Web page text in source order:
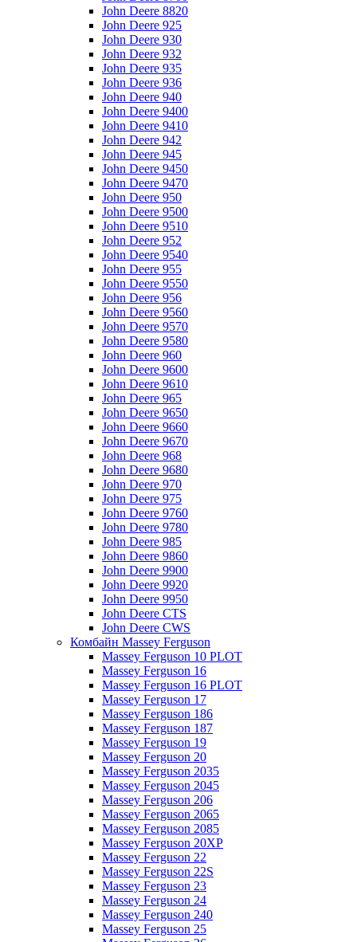
John Deere 8820
John Deere 925
John Deere 930
John Deere 932
John Deere 935
John Deere 936
John Deere 940
John Deere 9400
John Deere 9410
John Deere 942
John Deere 945
John Deere 9450
John Deere 9470
John Deere 950
John Deere 9500
John Deere 9510
John Deere 952
John Deere 9540
John Deere 955
John Deere 9550
John Deere 956
John Deere 9560
John Deere 9570
John Deere 9580
John Deere 960
John Deere 9600
John Deere 9610
John Deere 965
John Deere 9650
John Deere 9660
John Deere 9670
John Deere 968
John Deere 9680
John Deere 970
John Deere 975
John Deere 9760
John Deere 9780
John Deere 985
John Deere 9860
John Deere 9900
John Deere 9920
John Deere 9950
John Deere CTS
John Deere CWS
Комбайн Massey Ferguson
Massey Ferguson 10 PLOT
Massey Ferguson 16
Massey Ferguson 16 PLOT
Massey Ferguson 17
Massey Ferguson 186
Massey Ferguson 187
Massey Ferguson 19
Massey Ferguson 20
Massey Ferguson 2035
Massey Ferguson 2045
Massey Ferguson 206
Massey Ferguson 2065
Massey Ferguson 2085
Massey Ferguson 20XP
Massey Ferguson 22
Massey Ferguson 22S
Massey Ferguson 23
Massey Ferguson 24
Massey Ferguson 240
Massey Ferguson 25